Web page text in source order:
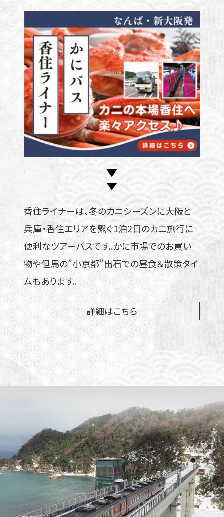
香住ライナーは、冬のカニシーズンに大阪と
兵庫・香住エリアを繋ぐ1泊2日のカニ旅行に
便利なツアーバスです。かに市場でのお買い
物や但馬の”小京都”出石での昼食＆散策タイ
ムもあります。
詳細はこちら